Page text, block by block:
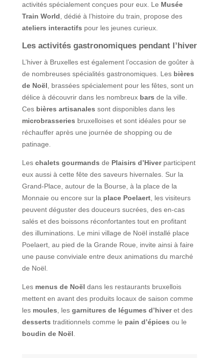
activités spécialement conçues pour eux. Le Musée
Train World , dédié à l’histoire du train, propose des
ateliers interactifs pour les jeunes curieux.
Les activités gastronomiques pendant l’hiver
L’hiver à Bruxelles est également l’occasion de goûter à
de nombreuses spécialités gastronomiques. Les bières
de Noël , brassées spécialement pour les fêtes, sont un
délice à découvrir dans les nombreux bars de la ville.
Ces bières artisanales sont disponibles dans les
microbrasseries bruxelloises et sont idéales pour se
réchauffer après une journée de shopping ou de
patinage.
Les chalets gourmands de Plaisirs d’Hiverparticipent
eux aussi à cette fête des saveurs hivernales. Sur la
Grand-Place, autour de la Bourse, à la place de la
Monnaie ou encore sur la place Poelaert, les visiteurs
peuvent déguster des douceurs sucrées, des en-cas
salés et des boissons réconfortantes tout en profitant
des illuminations. Le mini village de Noël installé place
Poelaert, au pied de la Grande Roue, invite ainsi à faire
une pause conviviale entre deux animations du marché
de Noël.
Les menus de Noël dans les restaurants bruxellois
mettent en avant des produits locaux de saison comme
les moules , les garnitures de légumes d’hiveret des
desserts traditionnels comme le pain d’épices ou le
boudin de Noël